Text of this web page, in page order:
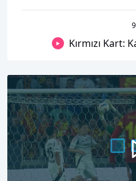
Kırmızı Kart: